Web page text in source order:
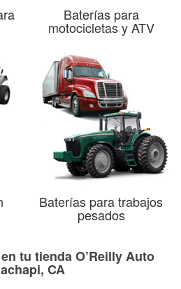
Baterías para
motocicletas y ATV
Baterías para trabajos
pesados
tu tienda O’Reilly Auto
CA